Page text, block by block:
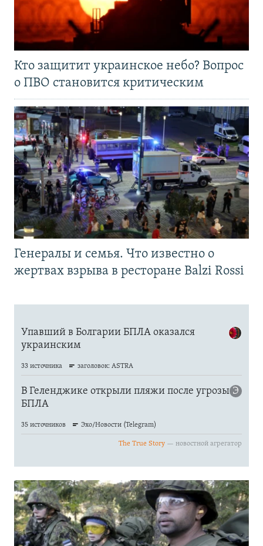
Кто защитит украинское небо? Вопрос
о ПВО становится критическим
Генералы и семья. Что известно о
жертвах взрыва в ресторане Balzi Rossi